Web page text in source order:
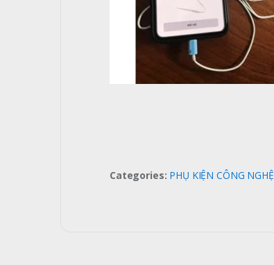
Categories: PHỤ KIỆN CÔNG NGHỆ